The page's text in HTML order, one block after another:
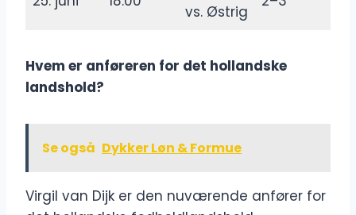
vs. Østrig
Hvem er anføreren for det hollandske
landshold?
Se også Dykker Løn & Formue
Virgil van Dijk er den nuværende anfører for